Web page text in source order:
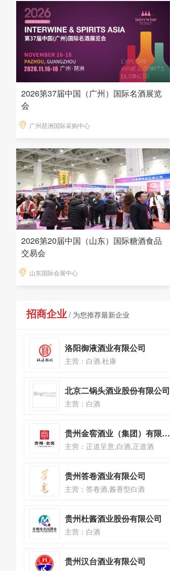
2026第37届中国（广州）国际名酒展览
会
广州琶洲国际采购中心
2026第20届中国（山东）国际糖酒食品
交易会
山东国际会展中心
招商企业 / 为您推荐最新企业
洛阳御液酒业有限公司
主营：白酒.杜康
北京二锅头酒业股份有限公司
主营：白酒
贵州金窖酒业（集团）有限公司
主营：正道呈意,白酒,正道酒
贵州答卷酒业有限公司
主营：答卷酒,酱香型白酒
贵州杜酱酒业股份有限公司
主营：白酒
贵州汉台酒业有限公司